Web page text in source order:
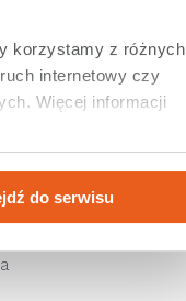
korzystamy z różnych
internetowy czy
Więcej informacji
do serwisu
180 dni
1 rok